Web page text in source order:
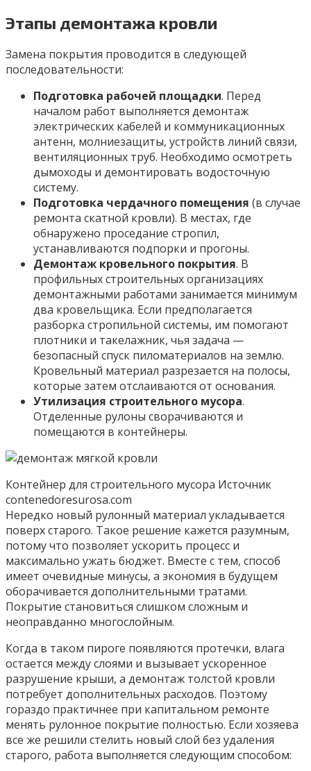
Этапы демонтажа кровли
Замена покрытия проводится в следующей
последовательности:
Подготовка рабочей площадки. Перед
началом работ выполняется демонтаж
электрических кабелей и коммуникационных
антенн, молниезащиты, устройств линий связи,
вентиляционных труб. Необходимо осмотреть
дымоходы и демонтировать водосточную
систему.
Подготовка чердачного помещения (в случае
ремонта скатной кровли). В местах, где
обнаружено проседание стропил,
устанавливаются подпорки и прогоны.
Демонтаж кровельного покрытия. В
профильных строительных организациях
демонтажными работами занимается минимум
два кровельщика. Если предполагается
разборка стропильной системы, им помогают
плотники и такелажник, чья задача —
безопасный спуск пиломатериалов на землю.
Кровельный материал разрезается на полосы,
которые затем отслаиваются от основания.
Утилизация строительного мусора.
Отделенные рулоны сворачиваются и
помещаются в контейнеры.
Контейнер для строительного мусора Источник
contenedoresurosa.com
Нередко новый рулонный материал укладывается
поверх старого. Такое решение кажется разумным,
потому что позволяет ускорить процесс и
максимально ужать бюджет. Вместе с тем, способ
имеет очевидные минусы, а экономия в будущем
оборачивается дополнительными тратами.
Покрытие становиться слишком сложным и
неоправданно многослойным.
Когда в таком пироге появляются протечки, влага
остается между слоями и вызывает ускоренное
разрушение крыши, а демонтаж толстой кровли
потребует дополнительных расходов. Поэтому
гораздо практичнее при капитальном ремонте
менять рулонное покрытие полностью. Если хозяева
все же решили стелить новый слой без удаления
старого, работа выполняется следующим способом: